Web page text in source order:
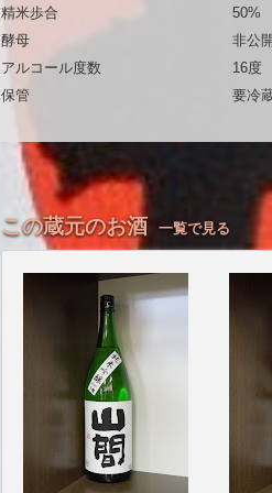
精米歩合
50%
酵母
非公
アルコール度数
16度
保管
要冷
この蔵元のお酒 一覧で見る